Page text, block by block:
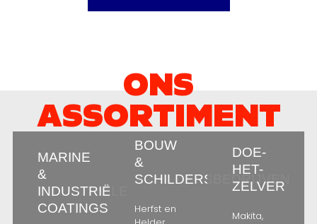
ONS
ASSORTIMENT
MARINE
&
INDUSTRIËLE
COATINGS
MARINE
&
INDUSTRIËLE
COATINGS
BOUW
&
SCHILDERSBEDRIJVEN
Herfst en
BOUW
&
SCHILDERSBEDRIJVEN
Herfst en
DOE-
HET-
ZELVER
Makita,
DOE-
HET-
ZELVER
Makita,